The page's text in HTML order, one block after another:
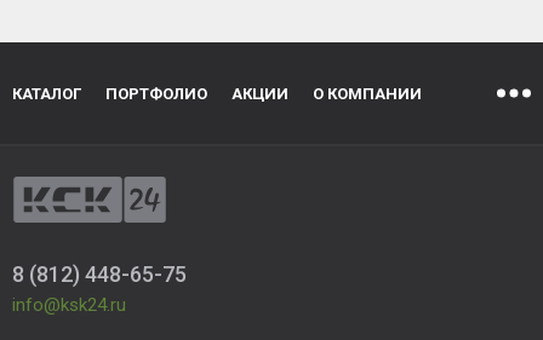
КАТАЛОГ ПОРТФОЛИО АКЦИИ О КОМПАНИИ
8 (812) 448-65-75
info@ksk24.ru